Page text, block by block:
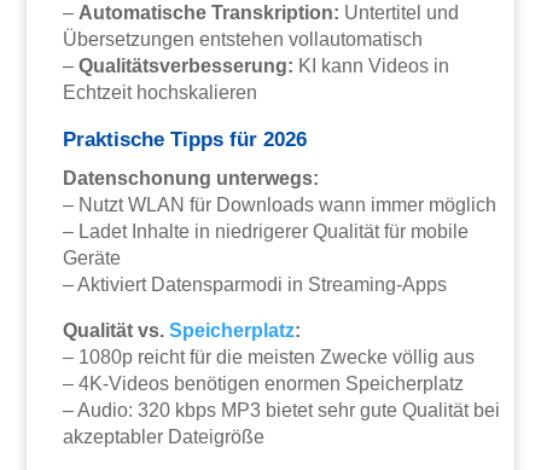
– Automatische Transkription: Untertitel und
Übersetzungen entstehen vollautomatisch
–Qualitätsverbesserung: KI kann Videos in
Echtzeit hochskalieren
Praktische Tipps für 2026
Datenschonung unterwegs:
– Nutzt WLAN für Downloads wann immer möglich
– Ladet Inhalte in niedrigerer Qualität für mobile
Geräte
– Aktiviert Datensparmodi in Streaming-Apps
Qualität vs.Speicherplatz:
– 1080p reicht für die meisten Zwecke völlig aus
– 4K-Videos benötigen enormen Speicherplatz
– Audio: 320 kbps MP3 bietet sehr gute Qualität bei
akzeptabler Dateigröße